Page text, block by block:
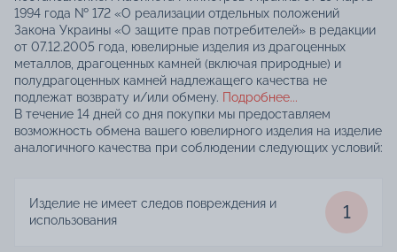
1994 года № 172 «О реализации отдельных положений
Закона Украины «О защите прав потребителей» в редакции
от 07.12.2005 года, ювелирные изделия из драгоценных
металлов, драгоценных камней (включая природные) и
полудрагоценных камней надлежащего качества не
подлежат возврату и/или обмену. Подробнее...
В течение 14 дней со дня покупки мы предоставляем
возможность обмена вашего ювелирного изделия на изделие
аналогичного качества при соблюдении следующих условий:
Изделие не имеет следов повреждения и
использования
1